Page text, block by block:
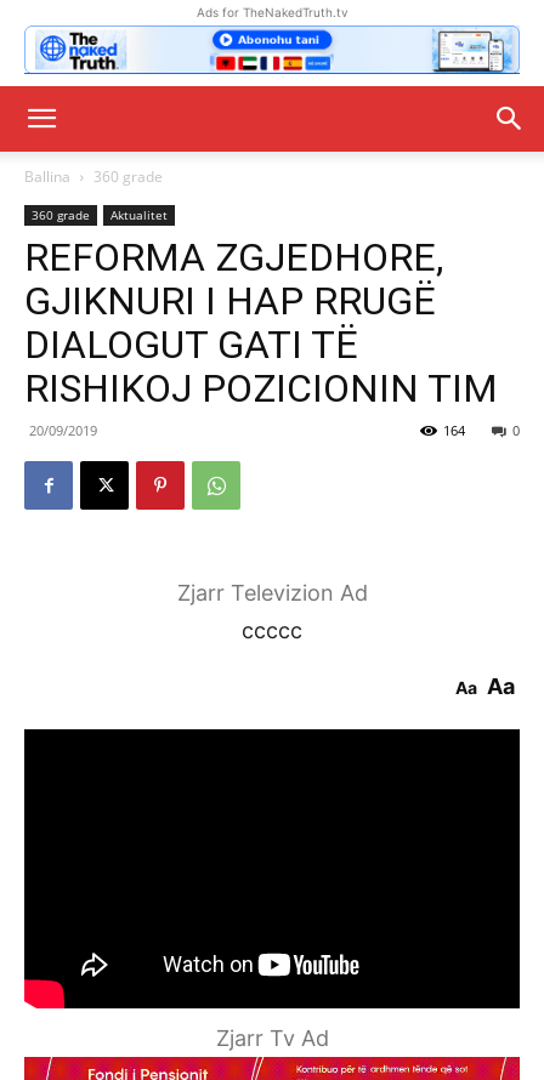
Ads for TheNakedTruth.tv
Ballina 360 grade
360 grade Aktualitet
REFORMA ZGJEDHORE,
GJIKNURI I HAP RRUGË
DIALOGUT GATI TË
RISHIKOJ POZICIONIN TIM
20/09/2019 0
164
Zjarr Televizion Ad
ccccc
Aa Aa
Zjarr Tv Ad